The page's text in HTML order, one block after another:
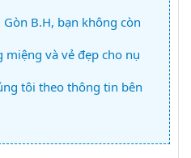
B.H, bạn không còn
miệng và vẻ đẹp cho nụ
tôi theo thông tin bên